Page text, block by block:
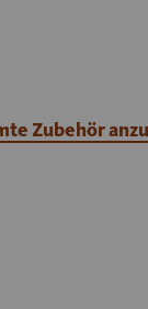
Zubehör